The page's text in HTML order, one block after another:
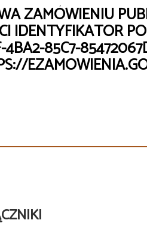
ZAMÓWIENIU
IDENTYFIKATOR
4BA2-85C7-